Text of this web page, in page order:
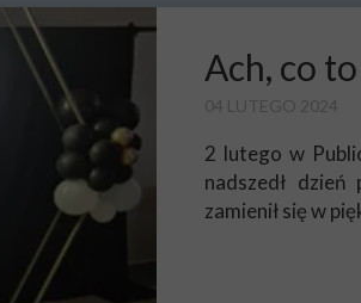
Ach, co
04 LUTEGO 2024
2 lutego w
nadszedł
zamienił się w